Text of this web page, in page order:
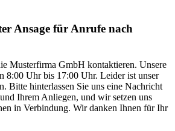
Ansage für Anrufe nach
Musterfirma GmbH kontaktieren. Unsere
8:00 Uhr bis 17:00 Uhr. Leider ist unser
Bitte hinterlassen Sie uns eine Nachricht
Ihrem Anliegen, und wir setzen uns
in Verbindung. Wir danken Ihnen für Ihr